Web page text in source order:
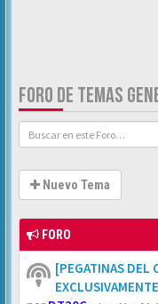
FORO DE TEMAS
Nuevo Tema
FORO
[PEGATINAS